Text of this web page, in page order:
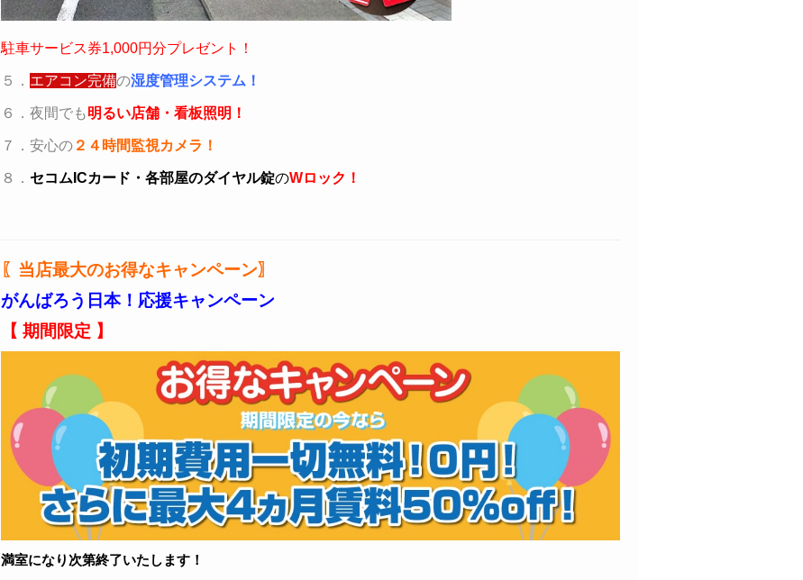
駐車サービス券1,000円分プレゼント！
５． エアコン完備の湿度管理システム！
６．夜間でも明るい店舗・看板照明！
７．安心の ２４時間監視カメラ！
８． セコムICカード・各部屋のダイヤル錠のWロック！
〖当店最大のお得なキャンペーン〗
がんばろう日本！応援キャンペーン
【 期間限定 】
満室になり次第終了いたします！